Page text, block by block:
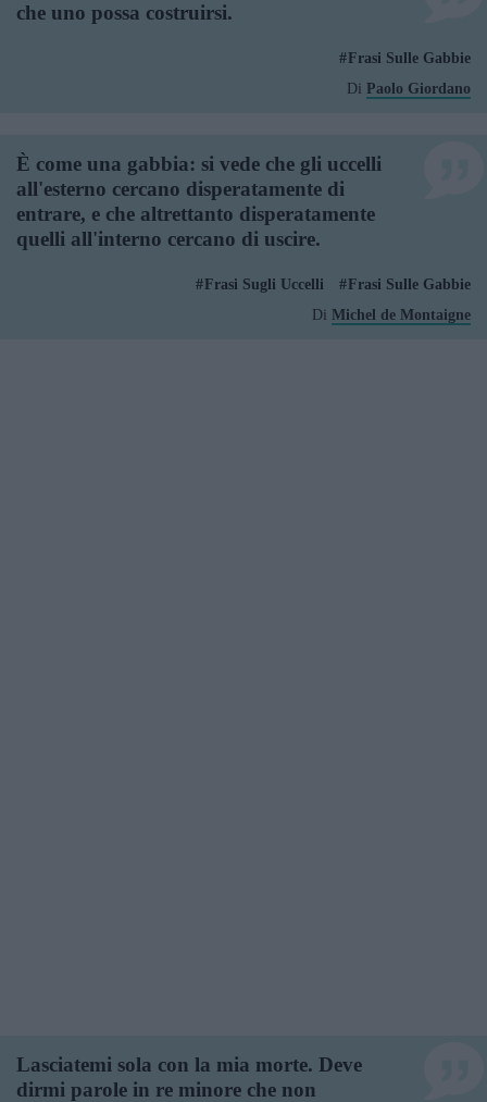
che uno possa costruirsi.
Frasi Sulle Gabbie
Di Paolo Giordano
È come una gabbia: si vede che gli uccelli
all'esterno cercano disperatamente di
entrare, e che altrettanto disperatamente
quelli all'interno cercano di uscire.
Frasi Sugli Uccelli
Frasi Sulle Gabbie
Di Michel de Montaigne
Lasciatemi sola con la mia morte. Deve
dirmi parole in re minore che non